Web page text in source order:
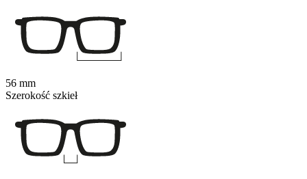
56 mm
Szerokość szkieł